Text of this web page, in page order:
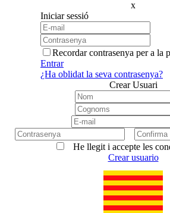
x
Iniciar sessió
Recordar contrasenya per a la
Entrar
¿Ha oblidat la seva contrasenya?
Crear Usuari
He llegit i accepte les
Crear usuario